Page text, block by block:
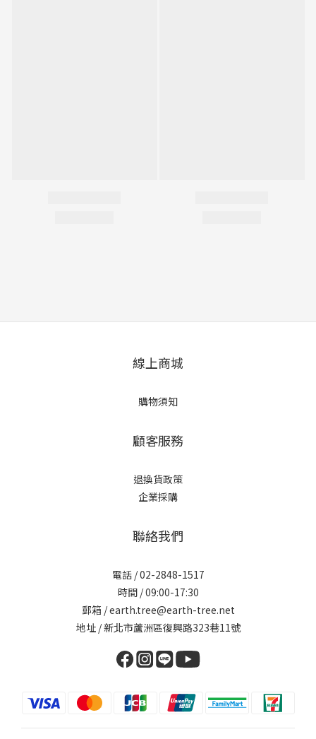
線上商城
購物須知
顧客服務
退換貨政策
企業採購
聯絡我們
電話 / 02-2848-1517
時間 / 09:00-17:30
郵箱 / earth.tree@earth-tree.net
地址 / 新北市蘆洲區復興路323巷11號